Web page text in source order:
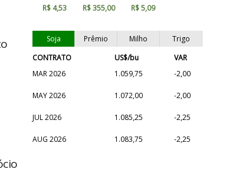
R$ 4,53 R$ 355,00 R$ 5,09
Soja Prêmio Milho
Trigo
CONTRATO
US$/bu
VAR
MAR 2026
1.059,75 -2,00
MAY 2026 1.072,00 -2,00
JUL 2026 1.085,25 -2,25
AUG 2026 1.083,75 -2,25